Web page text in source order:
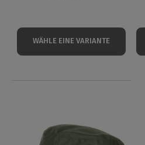
WÄHLE EINE VARIANTE